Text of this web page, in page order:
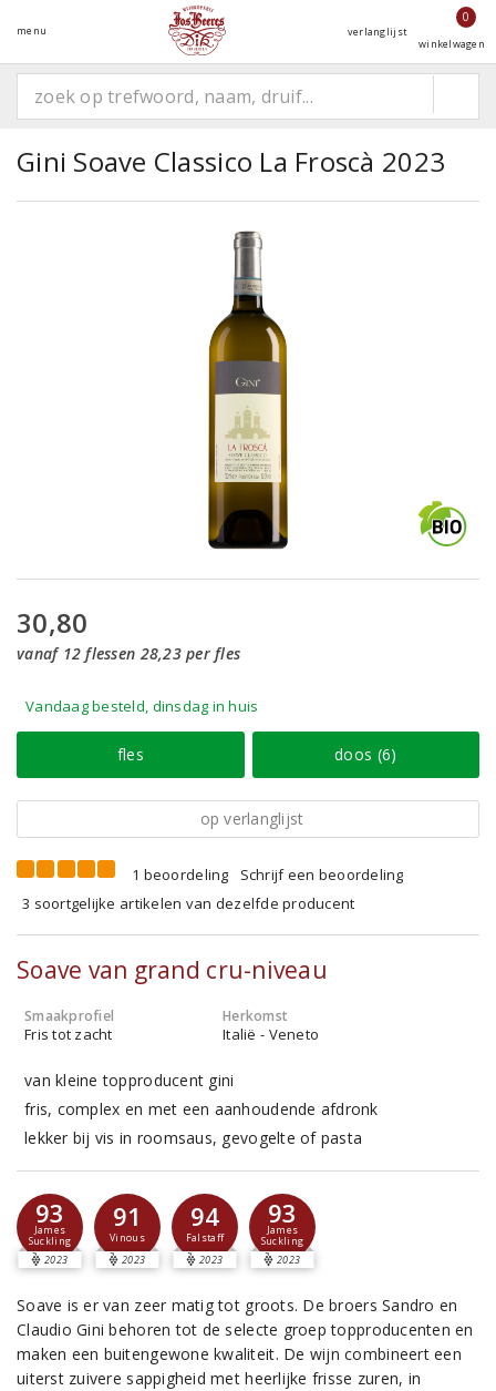
menu verlanglijst
0
winkelwagen
Gini Soave Classico La Froscà 2023
30,80
vanaf 12 flessen 28,23 per fles
Vandaag besteld, dinsdag in huis
fles doos (6)
op verlanglijst
1 beoordeling
Schrijf een beoordeling
3 soortgelijke artikelen van dezelfde producent
Soave van grand cru-niveau
Smaakprofiel
Fris tot zacht
Herkomst
Italië - Veneto
van kleine topproducent gini
fris, complex en met een aanhoudende afdronk
lekker bij vis in roomsaus, gevogelte of pasta
93
James
Suckling
2023
91
Vinous
2023
94
Falstaff
2023
93
James
Suckling
2023
Soave is er van zeer matig tot groots. De broers Sandro en
Claudio Gini behoren tot de selecte groep topproducenten en
maken een buitengewone kwaliteit. De wijn combineert een
uiterst zuivere sappigheid met heerlijke frisse zuren, in